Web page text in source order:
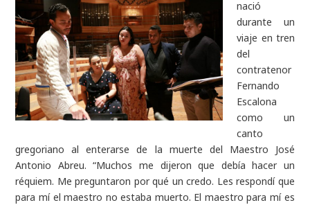
nació
durante un
viaje en tren
del
contratenor
Fernando
Escalona
como un
canto
gregoriano al enterarse de la muerte del Maestro José
Antonio Abreu. “Muchos me dijeron que debía hacer un
réquiem. Me preguntaron por qué un credo. Les respondí que
para mí el maestro no estaba muerto. El maestro para mí es